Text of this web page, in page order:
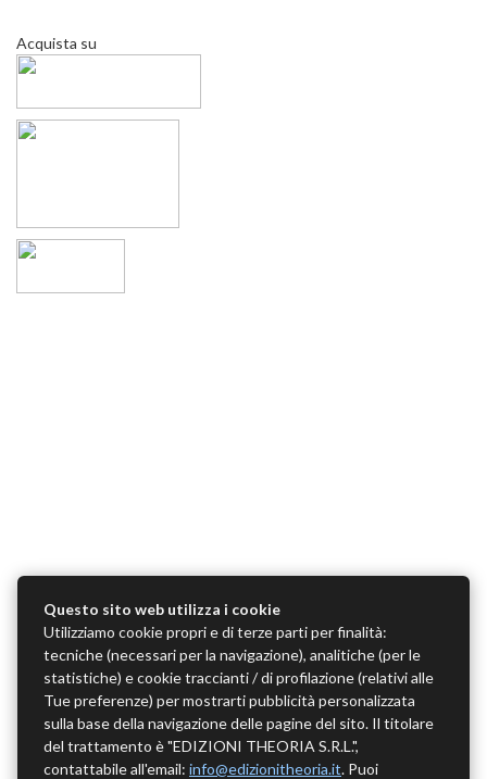
Acquista su
Questo sito web utilizza i cookie
Utilizziamo cookie propri e di terze parti per finalità:
tecniche (necessari per la navigazione), analitiche (per le
statistiche) e cookie traccianti / di profilazione (relativi alle
Tue preferenze) per mostrarti pubblicità personalizzata
sulla base della navigazione delle pagine del sito. Il titolare
del trattamento è "EDIZIONI THEORIA S.R.L.",
contattabile all'email: info@edizionitheoria.it. Puoi